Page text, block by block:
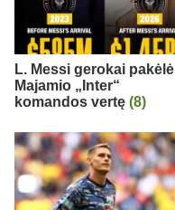
L. Messi gerokai pakėlė
Majamio „Inter“
komandos vertę (8)